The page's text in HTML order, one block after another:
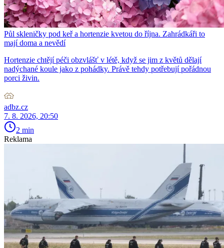
Půl skleničky pod keř a hortenzie kvetou do října. Zahrádkáři to
mají doma a nevědí
Hortenzie chtějí péči obzvlášť v létě, když se jim z květů dělají
nadýchané koule jako z pohádky. Právě tehdy potřebují pořádnou
porci živin.
adbz.cz
7. 8. 2026, 20:50
2 min
Reklama